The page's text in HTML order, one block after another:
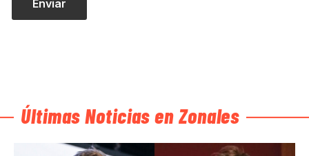
Últimas Noticias en Zonales